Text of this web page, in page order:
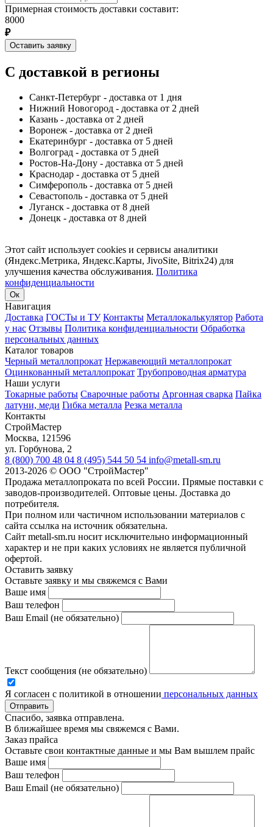
Примерная стоимость доставки составит:
8000
₽
Оставить заявку
С доставкой в регионы
Санкт-Петербург - доставка от 1 дня
Нижний Новогород - доставка от 2 дней
Казань - доставка от 2 дней
Воронеж - доставка от 2 дней
Екатеринбург - доставка от 5 дней
Волгоград - доставка от 5 дней
Ростов-На-Дону - доставка от 5 дней
Краснодар - доставка от 5 дней
Симферополь - доставка от 5 дней
Севастополь - доставка от 5 дней
Луганск - доставка от 8 дней
Донецк - доставка от 8 дней
Этот сайт использует cookies и сервисы аналитики
(Яндекс.Метрика, Яндекс.Карты, JivoSite, Bitrix24) для
улучшения качества обслуживания. Политика
конфиденциальности
Ок
Навигация
Доставка ГОСТы и ТУ Контакты Металлокалькулятор Работа
у нас Отзывы Политика конфиденциальности Обработка
персональных данных
Каталог товаров
Черный металлопрокат Нержавеющий металлопрокат
Оцинкованный металлопрокат Трубопроводная арматура
Наши услуги
Токарные работы Сварочные работы Аргонная сварка Пайка
латуни, меди Гибка металла Резка металла
Контакты
СтройМастер
Москва, 121596
ул. Горбунова, 2
8 (800) 700 48 04 8 (495) 544 50 54 info@metall-sm.ru
2013-2026 © ООО "СтройМастер"
Продажа металлопроката по всей России. Прямые поставки с
заводов-производителей. Оптовые цены. Доставка до
потребителя.
При полном или частичном использовании материалов с
сайта ссылка на источник обязательна.
Сайт metall-sm.ru носит исключительно информационный
характер и не при каких условиях не является публичной
офертой.
Оставить заявку
Оставьте заявку и мы свяжемся с Вами
Ваше имя
Ваш телефон
Ваш Email (не обязательно)
Текст сообщения (не обязательно)
Я согласен с политикой в отношении персональных данных
Отправить
Спасибо, заявка отправлена.
В ближайшее время мы свяжемся с Вами.
Заказ прайса
Оставьте свои контактные данные и мы Вам вышлем прайс
Ваше имя
Ваш телефон
Ваш Email (не обязательно)